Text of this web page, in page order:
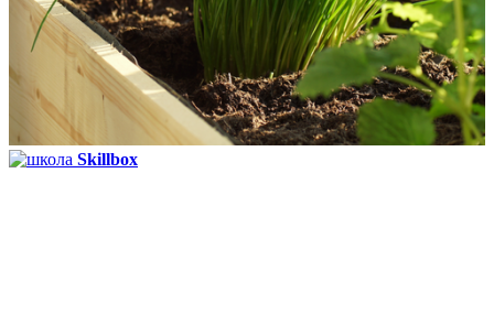
Skillbox